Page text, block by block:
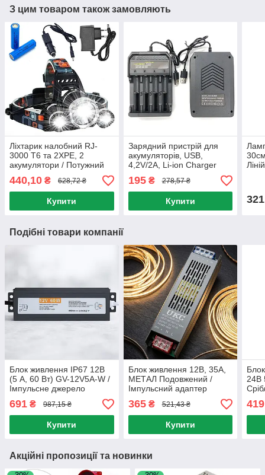
З цим товаром також замовляють
Ліхтарик налобний RJ-
3000 Т6 та 2XPE, 2
акумулятори / Потужний
акумуляторний ліхтар на
голову з 3 світлодіодами
440,10 ₴ 628,72 ₴
Купити
Зарядний пристрій для
акумуляторів, USB,
4,2V/2A, Li-ion Charger
MS-5D84A / Універсальна
зарядка для батарей
195₴ 278,57 ₴
Купити
Подібні товари компанії
Блок живлення IP67 12В
(5 А, 60 Вт) GV-12V5A-W /
Імпульсне джерело
живлення / Блок живлення
для світлодіодної стрічки
691 ₴ 987,15 ₴
Купити
Блок живлення 12В, 35А,
МЕТАЛ Подовжений /
Імпульсний адаптер
світлодіодної стрічки
365₴ 521,43 ₴
Купити
24В
419
Акційні пропозиції та новинки